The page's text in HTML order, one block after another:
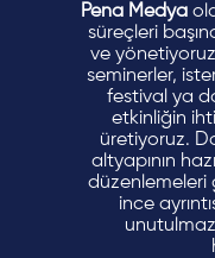
Pena Medya
süreçleri
ve
seminerler,
festival ya
etkinliğin
üretiyoruz.
altyapının
düzenlemeleri
ince